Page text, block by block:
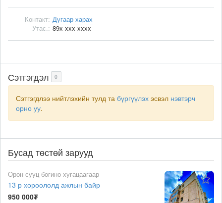
Контакт: Дугаар харах
Утас.: 89x xxx xxxx
Сэтгэгдэл 0
Сэтгэгдлээ нийтлэхийн тулд та бүргүүлэх эсвэл нэвтэрч
орно уу.
Бусад төстөй зарууд
Орон сууц богино хугацаагаар
13 р хороололд ажлын байр
950 000₮